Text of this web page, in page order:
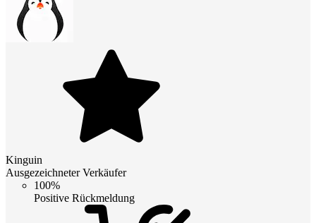
Kinguin
Ausgezeichneter Verkäufer
100%
Positive Rückmeldung